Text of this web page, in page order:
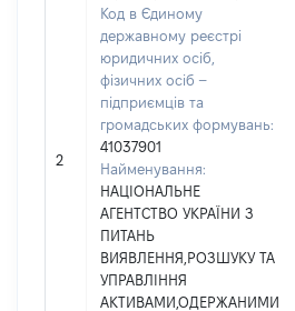
2
Код в Єдиному
державному реєстрі
юридичних осіб,
фізичних осіб –
підприємців та
громадських формувань:
41037901
Найменування:
НАЦІОНАЛЬНЕ
АГЕНТСТВО УКРАЇНИ З
ПИТАНЬ
ВИЯВЛЕННЯ,РОЗШУКУ ТА
УПРАВЛІННЯ
АКТИВАМИ,ОДЕРЖАНИМИ